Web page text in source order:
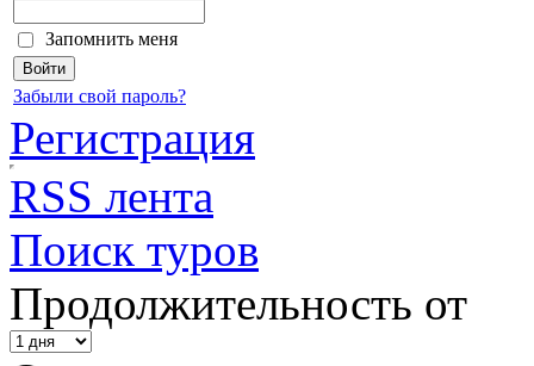
Запомнить меня
Забыли свой пароль?
Регистрация
RSS лента
Поиск туров
Продолжительность от